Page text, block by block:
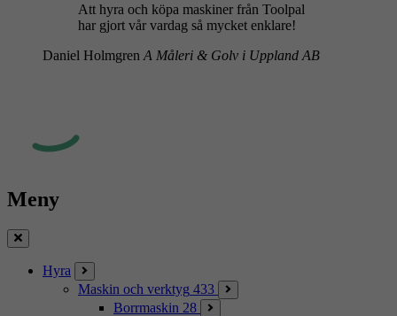
Att hyra och köpa maskiner från Toolpal
har gjort vår vardag så mycket enklare!
Daniel Holmgren A Måleri & Golv i Uppland AB
Meny
Stäng
Hyra
Maskin och verktyg 433
Borrmaskin 28